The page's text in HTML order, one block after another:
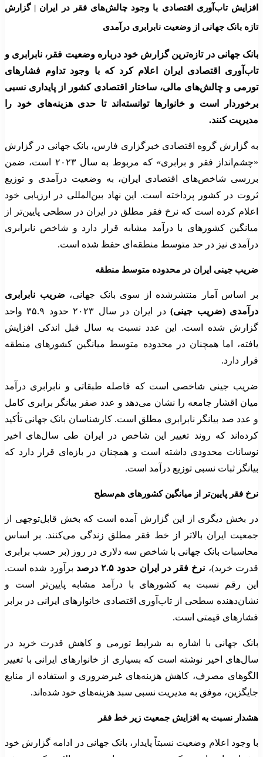
افزایش تاب‌آوری اقتصادی با وجود چالش‌های فقر در ایران | گزارش
تازه بانک جهانی از وضعیت نابرابری درآمدی
بانک جهانی در تازه‌ترین گزارش خود درباره وضعیت فقر، نابرابری و
تاب‌آوری اقتصادی ایران اعلام کرد که با وجود تداوم فشارهای
تورمی و چالش‌های مالی، ساختار اقتصادی کشور از پایداری نسبی
برخوردار است و خانوارها توانسته‌اند تا حدی هزینه‌های خود را
مدیریت کنند.
به گزارش گروه اقتصادی خبرگزاری فارس، بانک جهانی در گزارش
«چشم‌انداز فقر و برابری» که مربوط به سال ۲۰۲۳ است، ضمن
بررسی شاخص‌های اقتصادی ایران، به وضعیت درآمدی و توزیع
ثروت در کشور پرداخته است. این نهاد بین‌المللی در ارزیابی خود
اعلام کرده است که نرخ فقر مطلق در ایران در سطحی پایین‌تر از
میانگین کشورهای با درآمد مشابه قرار دارد و شاخص نابرابری
درآمدی نیز در حد متوسط منطقه‌ای حفظ شده است.
ضریب جینی ایران در محدوده متوسط منطقه
بر اساس آمار منتشرشده از سوی بانک جهانی، ضریب نابرابری
درآمدی (ضریب جینی)
در ایران در سال ۲۰۲۳ حدود ۳۵.۹ واحد
گزارش شده است. این عدد نسبت به سال قبل اندکی افزایش
یافته، اما همچنان در محدوده متوسط میانگین کشورهای منطقه
قرار دارد.
ضریب جینی شاخصی است که فاصله طبقاتی و نابرابری درآمد
میان اقشار جامعه را نشان می‌دهد و عدد صفر بیانگر برابری کامل
و عدد صد بیانگر نابرابری مطلق است. کارشناسان بانک جهانی تأکید
کرده‌اند که روند تغییر این شاخص در ایران طی سال‌های اخیر
نوسانات محدودی داشته است و همچنان در بازه‌ای قرار دارد که
بیانگر ثبات نسبی توزیع درآمد است.
نرخ فقر پایین‌تر از میانگین کشورهای هم‌سطح
در بخش دیگری از این گزارش آمده است که بخش قابل‌توجهی از
جمعیت ایران بالاتر از خط فقر مطلق زندگی می‌کنند. بر اساس
محاسبات بانک جهانی با شاخص سه دلاری در روز (بر حسب برابری
قدرت خرید)، نرخ فقر در ایران حدود ۲.۵ درصد
برآورد شده است.
این رقم نسبت به کشورهای با درآمد مشابه پایین‌تر است و
نشان‌دهنده سطحی از تاب‌آوری اقتصادی خانوارهای ایرانی در برابر
فشارهای قیمتی است.
بانک جهانی با اشاره به شرایط تورمی و کاهش قدرت خرید در
سال‌های اخیر نوشته است که بسیاری از خانوارهای ایرانی با تغییر
الگوهای مصرف، کاهش هزینه‌های غیرضروری و استفاده از منابع
جایگزین، موفق به مدیریت نسبی سبد هزینه‌های خود شده‌اند.
هشدار نسبت به افزایش جمعیت زیر خط فقر
با وجود اعلام وضعیت نسبتاً پایدار، بانک جهانی در ادامه گزارش خود